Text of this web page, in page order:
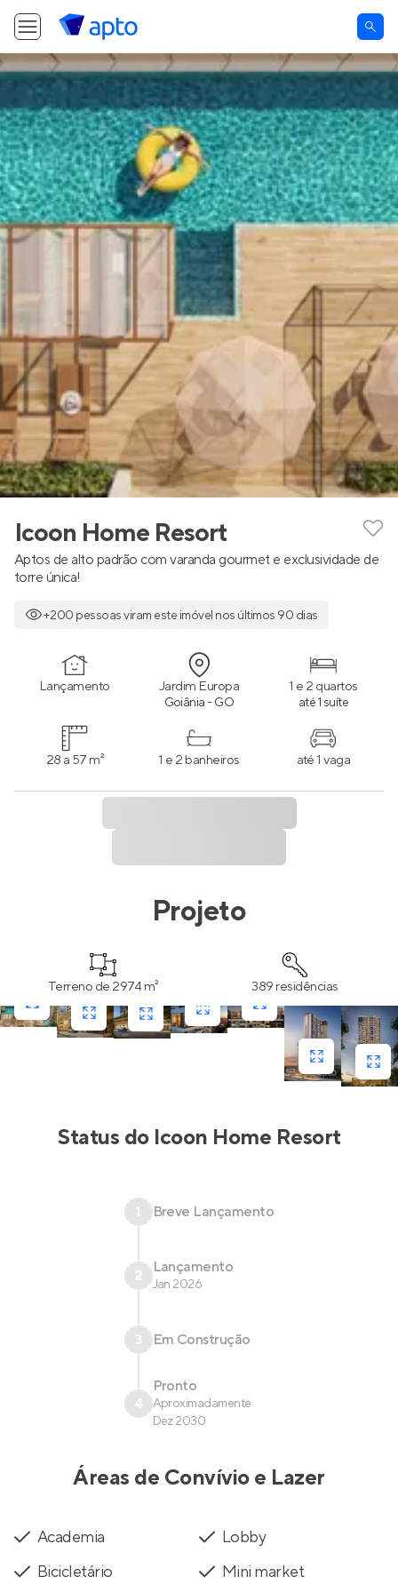
Icoon Home Resort
Aptos de alto padrão com varanda gourmet e exclusividade de
torre única!
+200 pessoas viram este imóvel nos últimos 90 dias
Lançamento Jardim Europa
Goiânia - GO
1 e 2 quartos
até 1 suíte
28 a 57 m² 1 e 2 banheiros até 1 vaga
Projeto
Terreno de 2974 m² 389 residências
Status do Icoon Home Resort
1 Breve Lançamento
2 Lançamento
Jan 2026
3 Em Construção
4
Pronto
Aproximadamente
Dez 2030
Áreas de Convívio e Lazer
Academia
Lobby
Bicicletário
Mini market